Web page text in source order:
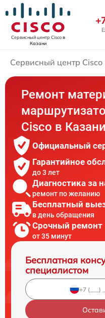
Сервисный центр Ciscoв
Казани
Сервисный центр Cisco
Ремонт
Cisco в Казани
Официальный
Гарантийное
до 3 лет
Диагностика за
ремонт по желанию
Бесплатный
в день обращения
Срочный ремонт
от 35 минут
Бесплатная
специалистом